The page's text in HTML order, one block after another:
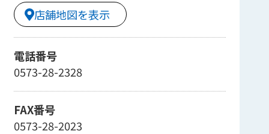
店舗地図を表示
電話番号
0573-28-2328
FAX番号
0573-28-2023